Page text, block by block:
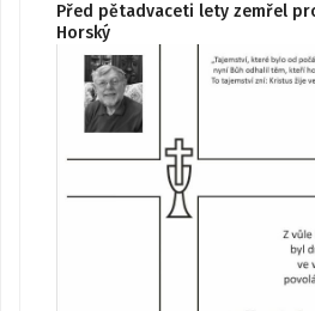
Před pětadvaceti lety zemřel
Horský